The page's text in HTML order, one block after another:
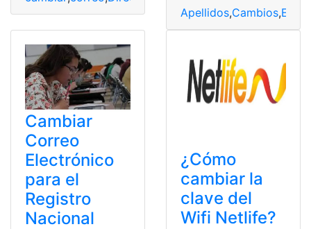
Apellidos,Cambios,
Cambiar
Correo
Electrónico
para el
Registro
Nacional
¿Cómo
cambiar la
clave del
Wifi Netlife?